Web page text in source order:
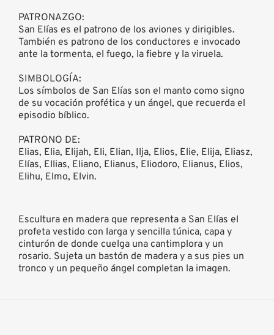
PATRONAZGO:
San Elías es el patrono de los aviones y dirigibles.
También es patrono de los conductores e invocado
ante la tormenta, el fuego, la fiebre y la viruela.
SIMBOLOGÍA:
Los símbolos de San Elías son el manto como signo
de su vocación profética y un ángel, que recuerda el
episodio bíblico.
PATRONO DE:
Elias, Elia, Elijah, Eli, Elian, Ilja, Elios, Elie, Elija, Eliasz,
Elías, Ellias, Eliano, Elianus, Eliodoro, Elianus, Elios,
Elihu, Elmo, Elvin.
Escultura en madera que representa a San Elías el
profeta vestido con larga y sencilla túnica, capa y
cinturón de donde cuelga una cantimplora y un
rosario. Sujeta un bastón de madera y a sus pies un
tronco y un pequeño ángel completan la imagen.